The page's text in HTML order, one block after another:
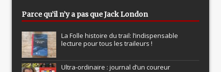
Parce qu’il n’y a pas que Jack London
La Folle histoire du trail: l’indispensable
lecture pour tous les traileurs !
Ultra-ordinaire : journal d’un coureur